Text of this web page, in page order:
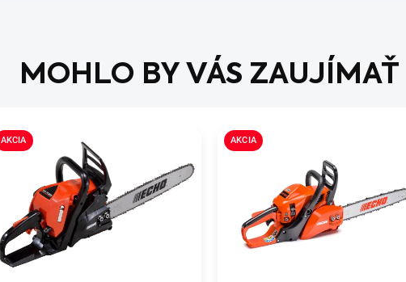
MOHLO BY VÁS ZAUJÍMAŤ
AKCIA AKCIA